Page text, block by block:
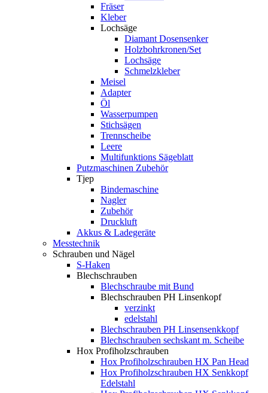
Fräser
Kleber
Lochsäge
Diamant Dosensenker
Holzbohrkronen/Set
Lochsäge
Schmelzkleber
Meisel
Adapter
Öl
Wasserpumpen
Stichsägen
Trennscheibe
Leere
Multifunktions Sägeblatt
Putzmaschinen Zubehör
Tjep
Bindemaschine
Nagler
Zubehör
Druckluft
Akkus & Ladegeräte
Messtechnik
Schrauben und Nägel
S-Haken
Blechschrauben
Blechschraube mit Bund
Blechschrauben PH Linsenkopf
verzinkt
edelstahl
Blechschrauben PH Linsensenkkopf
Blechschrauben sechskant m. Scheibe
Hox Profiholzschrauben
Hox Profiholzschrauben HX Pan Head
Hox Profiholzschrauben HX Senkkopf
Edelstahl